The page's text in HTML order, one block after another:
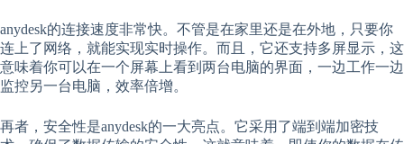
anydesk的连接速度非常快。不管是在家里还是在外地，只要你
连上了网络，就能实现实时操作。而且，它还支持多屏显示，这
意味着你可以在一个屏幕上看到两台电脑的界面，一边工作一边
监控另一台电脑，效率倍增。
再者，安全性是anydesk的一大亮点。它采用了端到端加密技